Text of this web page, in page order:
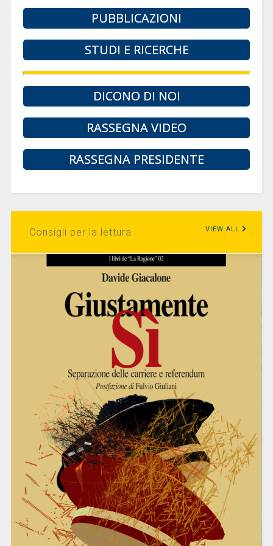
PUBBLICAZIONI
STUDI E RICERCHE
DICONO DI NOI
RASSEGNA VIDEO
RASSEGNA PRESIDENTE
Consigli per la lettura VIEW ALL